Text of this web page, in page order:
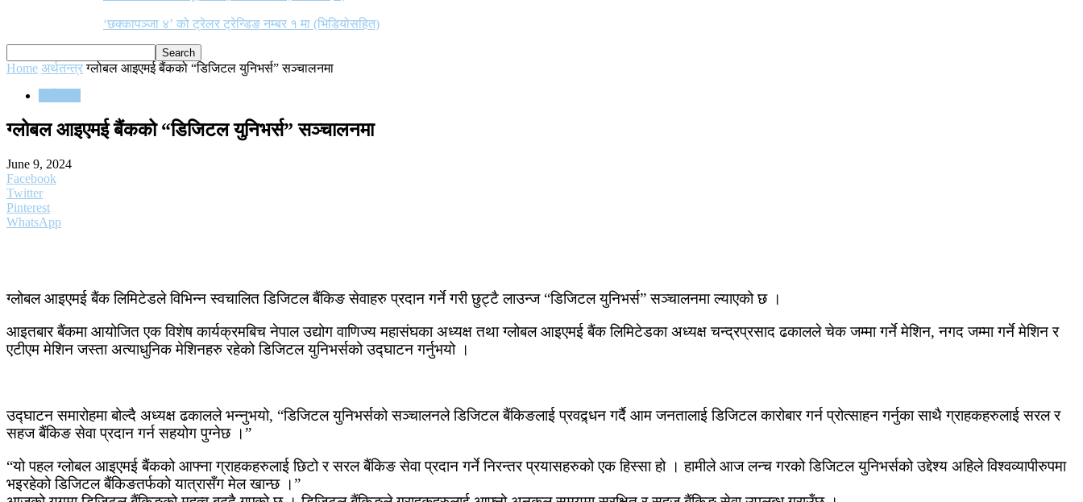
‘छक्कापञ्जा ४’ को ट्रेलर ट्रेन्डिङ नम्बर १ मा (भिडियोसहित)
Home अर्थतन्त्र ग्लोबल आइएमई बैंकको “डिजिटल युनिभर्स” सञ्चालनमा
ग्लोबल आइएमई बैंकको “डिजिटल युनिभर्स” सञ्चालनमा
June 9, 2024
Facebook
Twitter
Pinterest
WhatsApp
ग्लोबल आइएमई बैंक लिमिटेडले विभिन्न स्वचालित डिजिटल बैंकिङ सेवाहरु प्रदान गर्ने गरी छुट्टै लाउन्ज “डिजिटल युनिभर्स” सञ्चालनमा ल्याएको छ ।
आइतबार बैंकमा आयोजित एक विशेष कार्यक्रमबिच नेपाल उद्योग वाणिज्य महासंघका अध्यक्ष तथा ग्लोबल आइएमई बैंक लिमिटेडका अध्यक्ष चन्द्रप्रसाद ढकालले चेक जम्मा गर्ने मेशिन, नगद जम्मा गर्ने मेशिन र
एटीएम मेशिन जस्ता अत्याधुनिक मेशिनहरु रहेको डिजिटल युनिभर्सको उद्घाटन गर्नुभयो ।
उद्घाटन समारोहमा बोल्दै अध्यक्ष ढकालले भन्नुभयो, “डिजिटल युनिभर्सको सञ्चालनले डिजिटल बैंकिङलाई प्रवद्र्धन गर्दै आम जनतालाई डिजिटल कारोबार गर्न प्रोत्साहन गर्नुका साथै ग्राहकहरुलाई सरल र
सहज बैंकिङ सेवा प्रदान गर्न सहयोग पुग्नेछ ।”
“यो पहल ग्लोबल आइएमई बैंकको आफ्ना ग्राहकहरुलाई छिटो र सरल बैंकिङ सेवा प्रदान गर्ने निरन्तर प्रयासहरुको एक हिस्सा हो । हामीले आज लन्च गरको डिजिटल युनिभर्सको उद्देश्य अहिले विश्वव्यापीरुपमा
भइरहेको डिजिटल बैंकिङतर्फको यात्रासँग मेल खान्छ ।”